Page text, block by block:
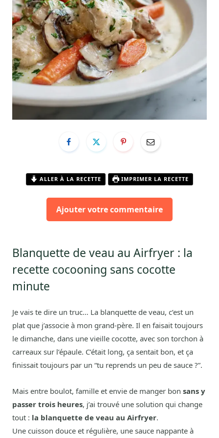
ALLER À LA RECETTE IMPRIMER LA RECETTE
Ajouter votre commentaire
Blanquette de veau au Airfryer : la
recette cocooning sans cocotte
minute
Je vais te dire un truc… La blanquette de veau, c’est un
plat que j’associe à mon grand-père. Il en faisait toujours
le dimanche, dans une vieille cocotte, avec son torchon à
carreaux sur l’épaule. C’était long, ça sentait bon, et ça
finissait toujours par un “tu reprends un peu de sauce ?”.
Mais entre boulot, famille et envie de manger bon sans y
passer trois heures, j’ai trouvé une solution qui change
tout : la blanquette de veau au Airfryer.
Une cuisson douce et régulière, une sauce nappante à